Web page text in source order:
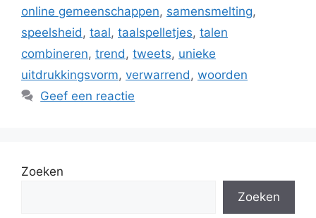
online gemeenschappen, samensmelting,
speelsheid , taal, taalspelletjes, talen
combineren, trend , tweets, unieke
uitdrukkingsvorm, verwarrend , woorden
Geef een reactie
Zoeken
Zoeken